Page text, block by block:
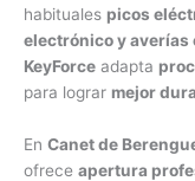
habituales picos
electrónico y
KeyForce adapta
para lograr mejor
En Canet de
ofrece apertura